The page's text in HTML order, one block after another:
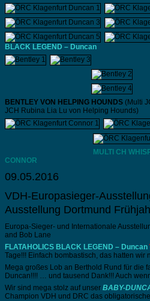
BLACK LEGEND – Duncan
BENTLEY VON HELPING HOUNDS (Multi
JCH Rubina Lia Lu von Helping Hounds)
MULTI CH
CONNOR
09.05.2016
VDH-Europasieger-
Ausstellung Dortmund
Europa-Sieger- und Internationale
and Bob Lane
FLATAHOLICS BLACK LEGEND – Duncan
Tage!!! Einfach bombastisch, das hatten wir
Mega großes Lob an Berthold Rund für die
Duncan!!!! … und tausend Dank!!! Auch
Wir sind mega stolz auf unser BABY-
Champion VDH und DRC das